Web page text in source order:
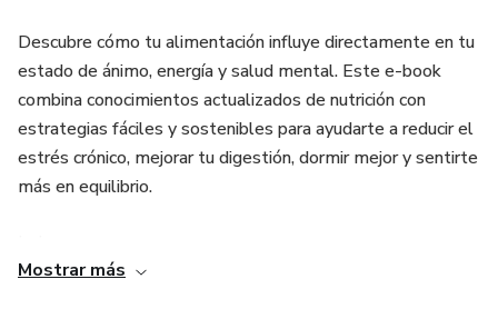
Descubre cómo tu alimentación influye directamente en tu
estado de ánimo, energía y salud mental. Este e-book
combina conocimientos actualizados de nutrición con
estrategias fáciles y sostenibles para ayudarte a reducir el
estrés crónico, mejorar tu digestión, dormir mejor y sentirte
más en equilibrio.
Mostrar más